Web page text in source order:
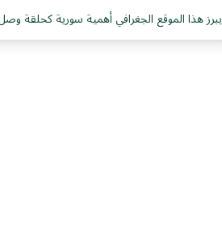
يبرز هذا الموقع الجغرافي أهمية سورية كحلقة